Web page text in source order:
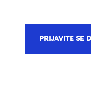
PRIJAVITE SE